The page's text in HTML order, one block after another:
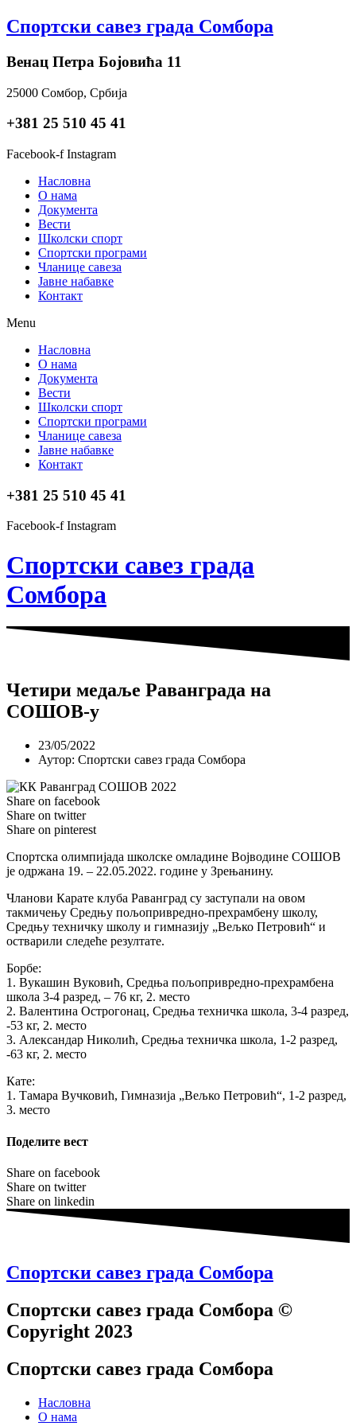
Skip
to
Спортски савез града Сомбора
Венац Петра Бојовића 11
25000 Сомбор, Србија
+381 25 510 45 41
Facebook-f Instagram
Насловна
О нама
Документа
Вести
Школски спорт
Спортски програми
Чланице савеза
Јавне набавке
Контакт
Menu
Насловна
О нама
Документа
Вести
Школски спорт
Спортски програми
Чланице савеза
Јавне набавке
Контакт
+381 25 510 45 41
Facebook-f Instagram
Спортски савез града
Сомбора​
Четири медаље Раванграда на
СОШОВ-у
23/05/2022
Аутор: Спортски савез града Сомбора
Share on facebook
Share on twitter
Share on pinterest
Спортска олимпијада школске омладине Војводине СОШОВ
је одржана 19. – 22.05.2022. године у Зрењанину.
Чланови Карате клуба Раванград су заступали на овом
такмичењу Средњу пољопривредно-прехрамбену школу,
Средњу техничку школу и гимназију „Вељко Петровић“ и
остварили следеће резултате.
Борбе:
1. Вукашин Вуковић, Средња пољопривредно-прехрамбена
школа 3-4 разред, – 76 кг, 2. место
2. Валентина Острогонац, Средња техничка школа, 3-4 разред,
-53 кг, 2. место
3. Александар Николић, Средња техничка школа, 1-2 разред,
-63 кг, 2. место
Кате:
1. Тамара Вучковић, Гимназија „Вељко Петровић“, 1-2 разред,
3. место
Поделите вест
Share on facebook
Share on twitter
Share on linkedin
Спортски савез града Сомбора​
Спортски савез града Сомбора​ ©
Copyright 2023
Спортски савез града Сомбора
Насловна
О нама